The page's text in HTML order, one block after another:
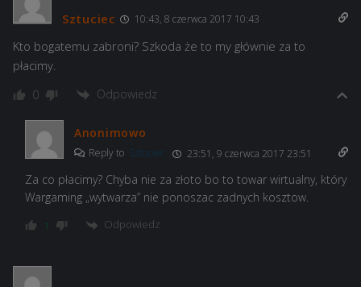
Sztuciec 10:43, 8 czerwca 2017 10:43
Kto bogatemu zabroni? Szkoda że to my głównie za to
płacimy.
0 Odpowiedz
Anonimowo
Reply to Sztuciec 23:51, 9 czerwca 2017 23:51
Za co płacimy? Chyba nie za złoto bo to towar wirtualny, który
Wargaming „wytwarza” nie ponoszac zadnych kosztow.
1 Odpowiedz